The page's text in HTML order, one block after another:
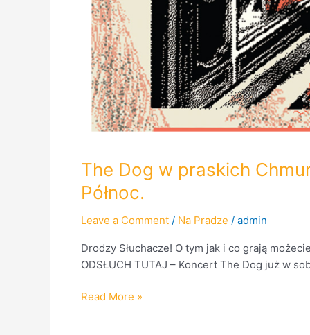
The Dog w praskich
Północ.
Leave a Comment / Na Pradze / admin
Drodzy Słuchacze! O tym jak i co grają
ODSŁUCH TUTAJ – Koncert The Dog już w
Read More »